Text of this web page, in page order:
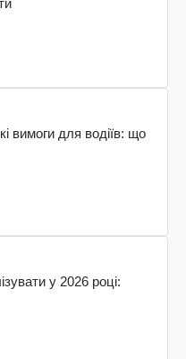
вимоги для водіїв: що
у 2026 році: